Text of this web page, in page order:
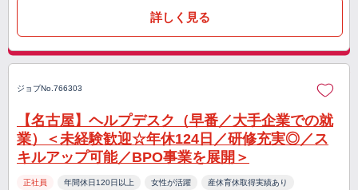
詳しく見る
ジョブNo.766303
【名古屋】ヘルプデスク（早番／大手企業での就
業）＜未経験歓迎☆年休124日／研修充実◎／ス
キルアップ可能／BPO事業を展開＞
正社員 年間休日120日以上 女性が活躍 産休育休取得実績あり